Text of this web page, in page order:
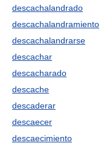
descachalandrado
descachalandramiento
descachalandrarse
descachar
descacharado
descache
descaderar
descaecer
descaecimiento